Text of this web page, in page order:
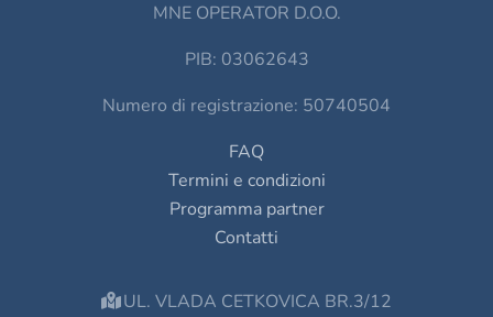
MNE OPERATOR D.O.O.
PIB: 03062643
Numero di registrazione: 50740504
FAQ
Termini e condizioni
Programma partner
Contatti
UL. VLADA CETKOVICA BR.3/12